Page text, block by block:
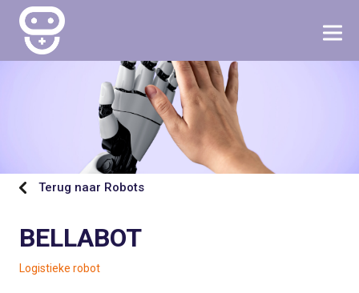
Terug naar Robots
BELLABOT
Logistieke robot